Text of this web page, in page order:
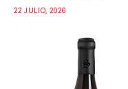
22 JULIO, 2026